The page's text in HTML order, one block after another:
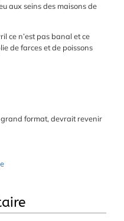
aux seins des maisons de
ce n’est pas banal et ce
de farces et de poissons
format, devrait revenir